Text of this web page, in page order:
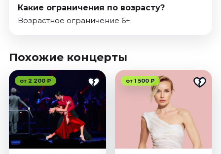
Какие ограничения по возрасту?
Возрастное ограничение 6+.
Похожие концерты
от 2 200 ₽ от 1 500 ₽